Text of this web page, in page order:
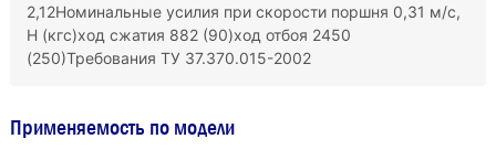
2,12Номинальные усилия при скорости поршня 0,31 м/с,
Н (кгс)ход сжатия 882 (90)ход отбоя 2450
(250)Требования ТУ 37.370.015-2002
Применяемость по модели